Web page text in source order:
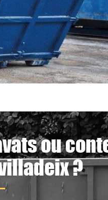
ou
?